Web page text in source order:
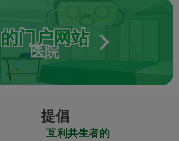
的门户网站
医院
提倡
互利共生者的